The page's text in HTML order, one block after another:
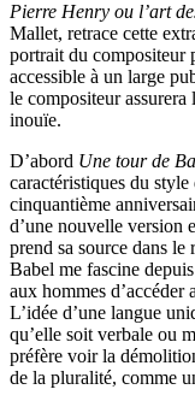
Pierre Henry ou l’art
Mallet, retrace cette
portrait du compositeur
accessible à un large
le compositeur
inouïe.
D’abord Une tour de
caractéristiques du
cinquantième
d’une nouvelle version
prend sa source dans
Babel me fascine
aux hommes
L’idée d’une langue
qu’elle soit verbale ou
préfère voir la
de la pluralité, comme